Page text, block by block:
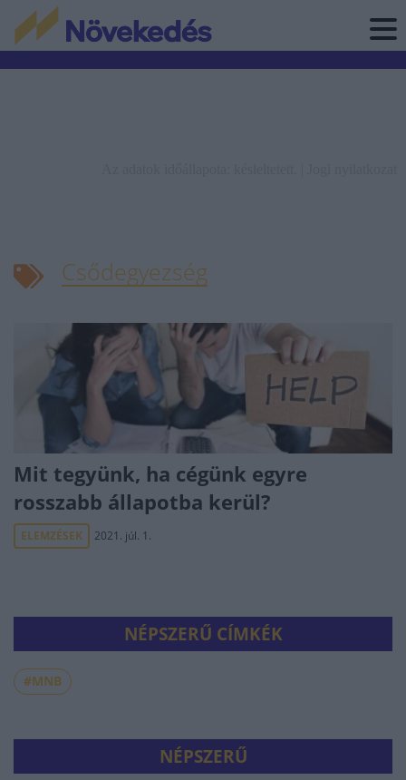
Csődegyezség
Mit tegyünk, ha cégünk egyre
rosszabb állapotba kerül?
ELEMZÉSEK 2021. júl. 1.
NÉPSZERŰ CÍMKÉK
#MNB
NÉPSZERŰ